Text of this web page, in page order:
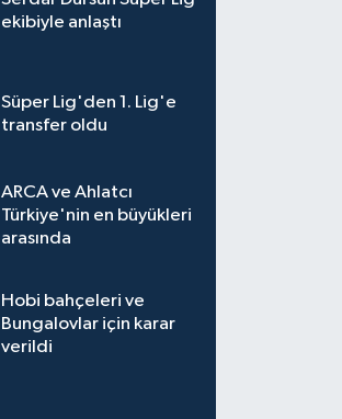
ekibiyle anlaştı
Süper Lig'den 1. Lig'e
transfer oldu
ARCA ve Ahlatcı
Türkiye'nin en büyükleri
arasında
Hobi bahçeleri ve
Bungalovlar için karar
verildi